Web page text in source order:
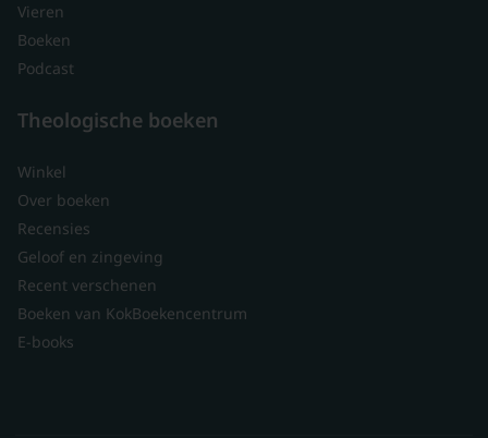
Vieren
Boeken
Podcast
Theologische boeken
Winkel
Over boeken
Recensies
Geloof en zingeving
Recent verschenen
Boeken van KokBoekencentrum
E-books